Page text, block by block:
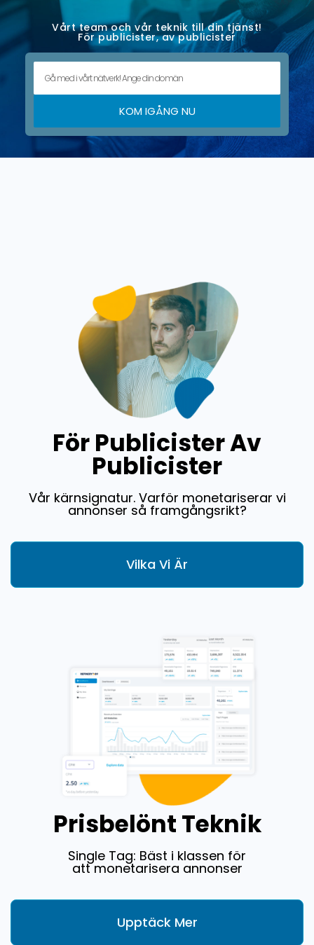
Vårt team och vår teknik till din tjänst!
För publicister, av publicister
KOM IGÅNG NU
För Publicister Av
Publicister
Vår kärnsignatur. Varför monetariserar vi
annonser så framgångsrikt?
Vilka Vi Är
Prisbelönt Teknik
Single Tag: Bäst i klassen för
att monetarisera annonser
Upptäck Mer